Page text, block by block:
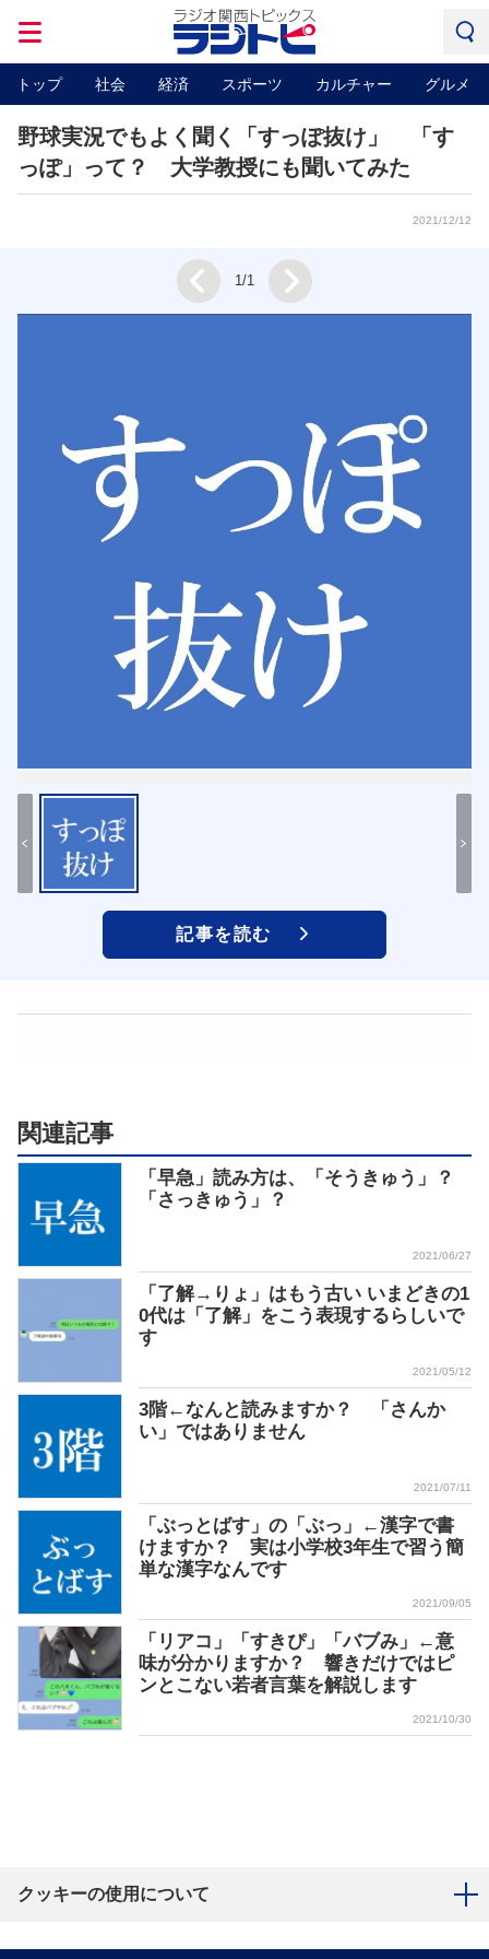
トップ 社会 経済 スポーツ カルチャー グルメ
野球実況でもよく聞く「すっぽ抜け」 「す
っぽ」って？ 大学教授にも聞いてみた
2021/12/12
Prev 1/1 Next
記事を読む
関連記事
「早急」読み方は、「そうきゅう」？
「さっきゅう」？
2021/06/27
「了解→りょ」はもう古い いまどきの1
0代は「了解」をこう表現するらしいで
す
2021/05/12
3階←なんと読みますか？ 「さんか
い」ではありません
2021/07/11
「ぶっとばす」の「ぶっ」←漢字で書
けますか？ 実は小学校3年生で習う簡
単な漢字なんです
2021/09/05
「リアコ」「すきぴ」「バブみ」←意
味が分かりますか？ 響きだけではピ
ンとこない若者言葉を解説します
2021/10/30
クッキーの使用について